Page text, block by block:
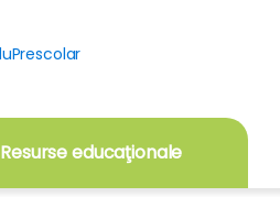
Resurse educaţionale